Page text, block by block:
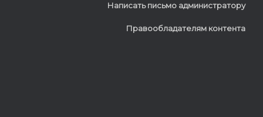
Написать письмо администратору
Правообладателям контента